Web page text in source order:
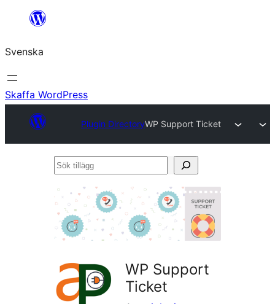
Hoppa
innehåll
Svenska
Skaffa WordPress
Plugin DirectoryWP Support Ticket
Sök
WP Support
Ticket